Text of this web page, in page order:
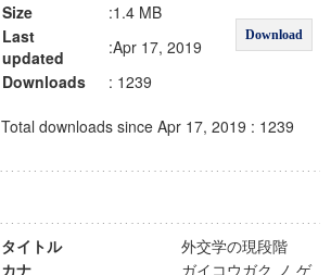
Download
Size
:1.4 MB
Last
updated
:Apr 17, 2019
Downloads
: 1239
Total downloads since Apr 17, 2019 : 1239
タイトル
外交学の現段階
カナ
ガイコウガク ノ ゲ